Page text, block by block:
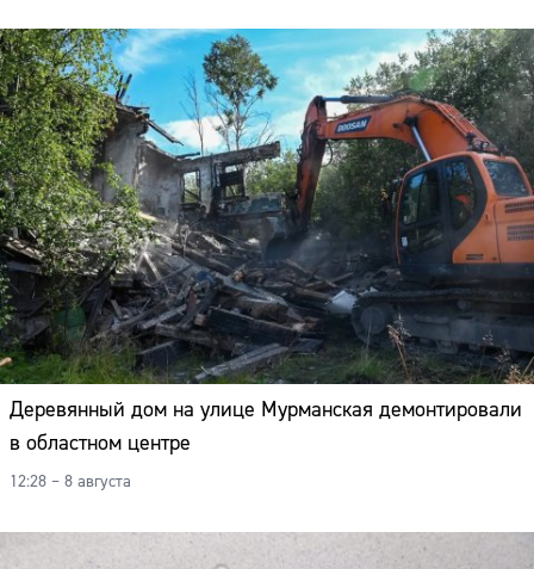
Деревянный дом на улице Мурманская демонтировали
в областном центре
12:28 – 8 августа